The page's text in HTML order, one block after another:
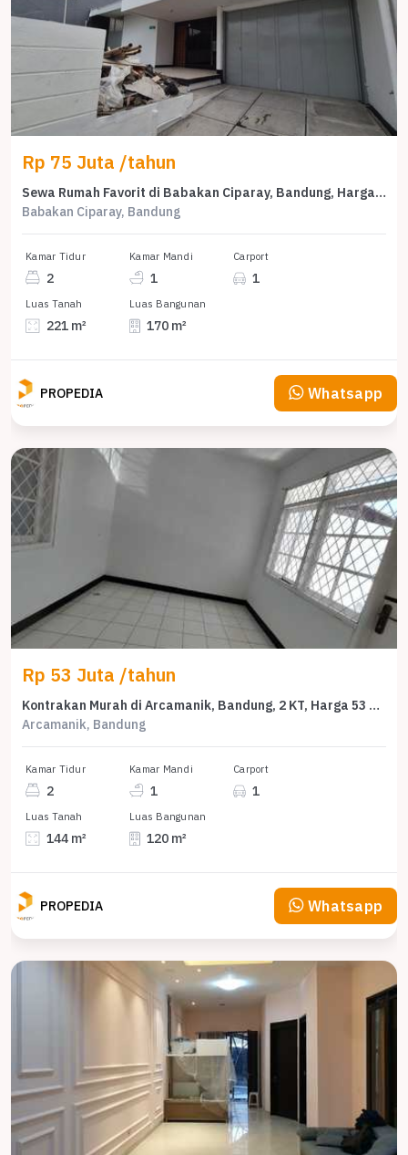
Rp 75 Juta /tahun
Sewa Rumah Favorit di Babakan Ciparay, Bandung, Harga Terjangkau
Babakan Ciparay, Bandung
Kamar Tidur
2
Kamar Mandi
1
Carport
1
Luas Tanah
221 m²
Luas Bangunan
170 m²
PROPEDIA Whatsapp
Rp 53 Juta /tahun
Kontrakan Murah di Arcamanik, Bandung, 2 KT, Harga 53 Juta /tahun
Arcamanik, Bandung
Kamar Tidur
2
Kamar Mandi
1
Carport
1
Luas Tanah
144 m²
Luas Bangunan
120 m²
PROPEDIA Whatsapp